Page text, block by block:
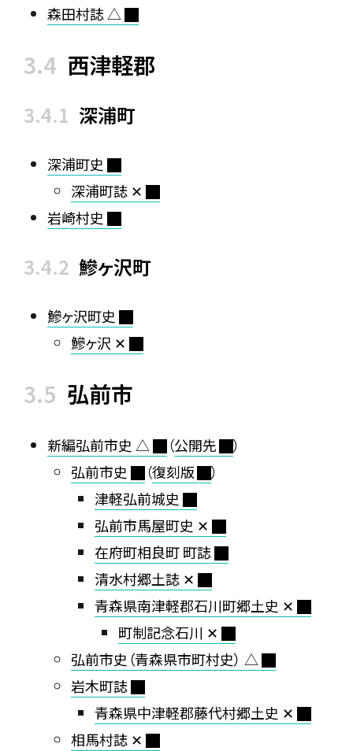
森田村誌 △
西津軽郡
深浦町
深浦町史
深浦町誌 ✕
岩崎村史
鰺ヶ沢町
鰺ヶ沢町史
鰺ヶ沢 ✕
弘前市
新編弘前市史 △ （公開先
）
弘前市史
（復刻版
）
津軽弘前城史
弘前市馬屋町史 ✕
在府町相良町 町誌
清水村郷土誌 ✕
青森県南津軽郡石川町郷土史 ✕
町制記念石川 ✕
弘前市史（青森県市町村史） △
岩木町誌
青森県中津軽郡藤代村郷土史 ✕
相馬村誌 ✕